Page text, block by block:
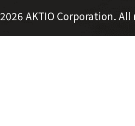
2026 AKTIO Corporation.